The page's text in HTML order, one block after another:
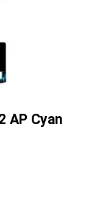
AP Cyan